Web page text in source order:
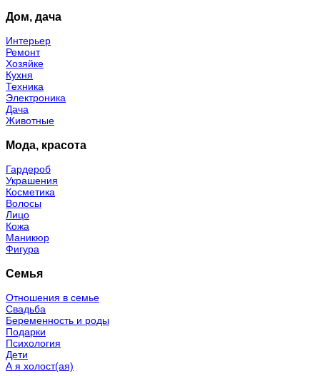
Дом, дача
Интерьер
Ремонт
Хозяйке
Кухня
Техника
Электроника
Дача
Животные
Мода, красота
Гардероб
Украшения
Косметика
Волосы
Лицо
Кожа
Маникюр
Фигура
Семья
Отношения в семье
Свадьба
Беременность и роды
Подарки
Психология
Дети
А я холост(ая)